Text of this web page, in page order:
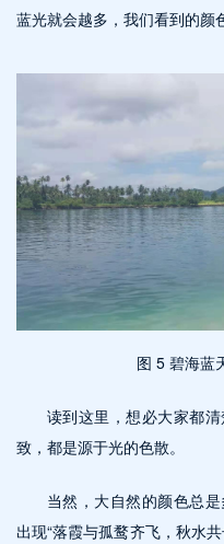
蓝光就会越多，我们看到的颜
图 5 碧海蓝
读到这里，想必大家都
致，都是源于光的色散。
当然，大自然的颜色总
出现“落霞与孤鹜齐飞，秋水